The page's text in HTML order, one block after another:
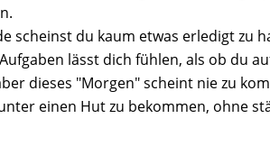
scheinst du kaum etwas erledigt zu
lässt dich fühlen, als ob du
dieses "Morgen" scheint nie zu
einen Hut zu bekommen, ohne